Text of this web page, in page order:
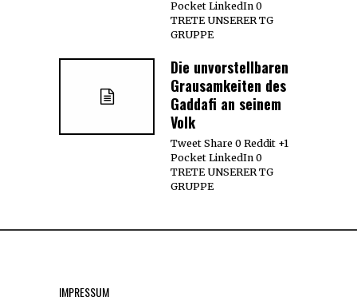
Pocket LinkedIn 0
TRETE UNSERER TG
GRUPPE
Die unvorstellbaren
Grausamkeiten des
Gaddafi an seinem
Volk
Tweet Share 0 Reddit +1
Pocket LinkedIn 0
TRETE UNSERER TG
GRUPPE
IMPRESSUM